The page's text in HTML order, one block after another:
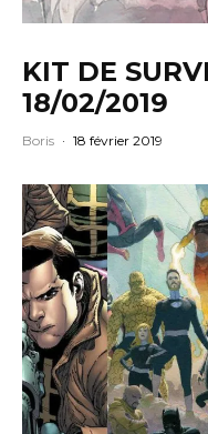
KIT DE
18/02/2019
Boris · 18 février 2019